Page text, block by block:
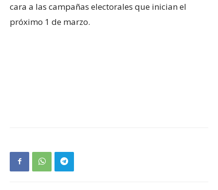
cara a las campañas electorales que inician el
próximo 1 de marzo.